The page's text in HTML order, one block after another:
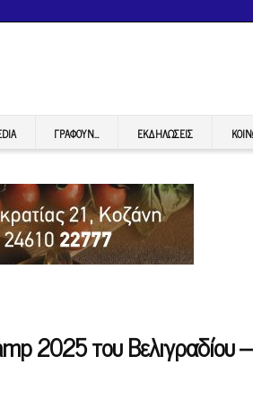
ΓΡΆΦΟΥΝ… ΕΚΔΗΛΏΣΕΙΣ
2025 του Βελιγραδίου –